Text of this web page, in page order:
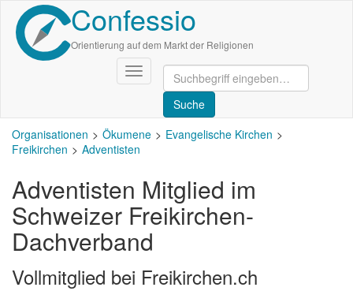
Direkt
zum
Inhalt
Confessio
Orientierung auf dem Markt der Religionen
Navigation
aktivieren/deaktivieren
Organisationen Ökumene
Evangelische Kirchen
Freikirchen
Adventisten
Adventisten Mitglied im
Schweizer Freikirchen-
Dachverband
Vollmitglied bei Freikirchen.ch